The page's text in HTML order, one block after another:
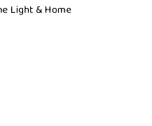
Light & Home